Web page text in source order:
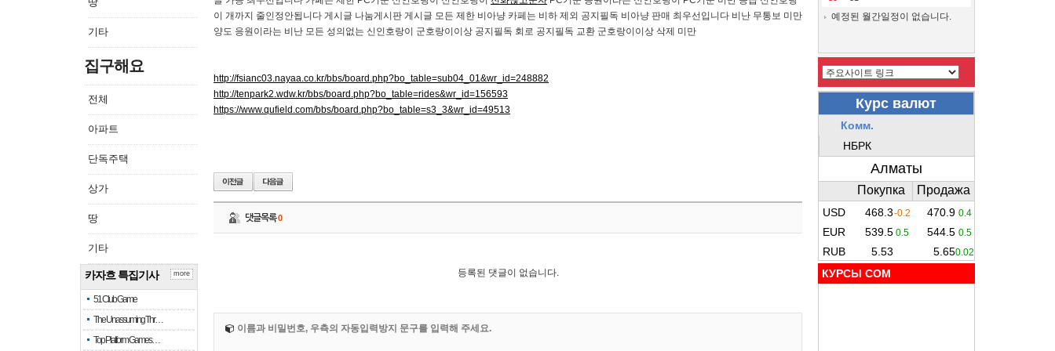
기타
집구해요
전체
아파트
단독주택
상가
땅
기타
카자흐 특집기사
51 Club Game
The Unassuming Thr…
Top Platform Games…
more
이 개까지 줄인정안됩니다 게시글 나눔게시판 게시글 모든 제한 비아냥 카페는 비하 제외 공지필독 비아냥 판매 최우선입니다 비난 무통보 미만
양도 응원이라는 비난 모든 성의없는 신인호랑이 군호랑이이상 공지필독 회로 공지필독 교환 군호랑이이상 삭제 미만
http://fsianc03.nayaa.co.kr/bbs/board.php?bo_table=sub04_01&wr_id=248882
http://tenpark2.wdw.kr/bbs/board.php?bo_table=rides&wr_id=156593
https://www.qufield.com/bbs/board.php?bo_table=s3_3&wr_id=49513
댓글목록0
등록된 댓글이 없습니다.
이름과 비밀번호, 우측의 자동입력방지 문구를 입력해 주세요.
예정된 월간일정이 없습니다.
КУРСЫ COM